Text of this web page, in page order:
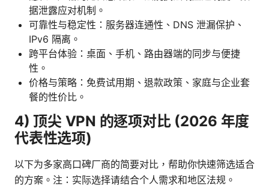
据泄露应对机制。
可靠性与稳定性：服务器连通性、DNS 泄漏保护、
IPv6 隔离。
跨平台体验：桌面、手机、路由器端的同步与便捷
性。
价格与策略：免费试用期、退款政策、家庭与企业套
餐的性价比。
4) 顶尖 VPN 的逐项对比 (2026 年度
代表性选项)
以下为多家高口碑厂商的简要对比，帮助你快速筛选适合
的方案。注：实际选择请结合个人需求和地区法规。